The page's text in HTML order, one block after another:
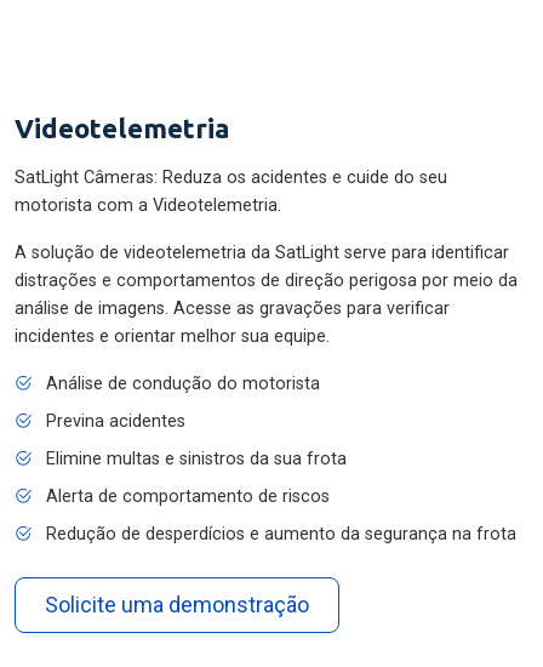
Videotelemetria
SatLight Câmeras: Reduza os acidentes e cuide do seu
motorista com a Videotelemetria.
A solução de videotelemetria da SatLight serve para identificar
distrações e comportamentos de direção perigosa por meio da
análise de imagens. Acesse as gravações para verificar
incidentes e orientar melhor sua equipe.
Análise de condução do motorista
Previna acidentes
Elimine multas e sinistros da sua frota
Alerta de comportamento de riscos
Redução de desperdícios e aumento da segurança na frota
Solicite uma demonstração